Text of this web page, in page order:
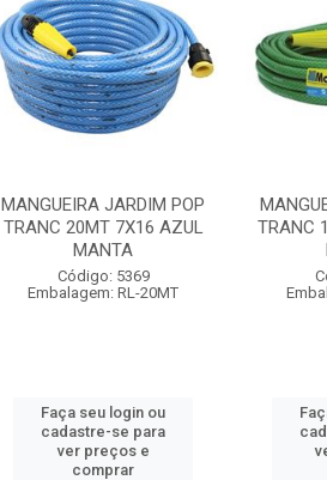
MANGUEIRA JARDIM POP
TRANC 20MT 7X16 AZUL
MANTA
Código: 5369
Embalagem: RL-20MT
Faça seu login ou
cadastre-se para
ver preços e
comprar
TRANC